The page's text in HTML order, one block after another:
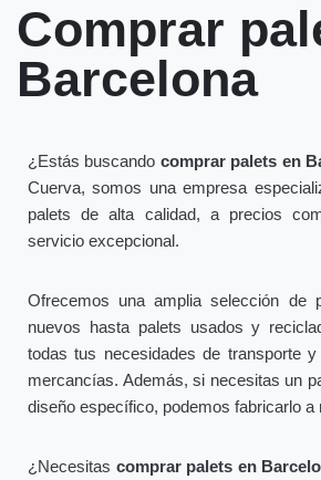
Comprar
Barcelona
¿Estás buscando comprar palets en
Cuerva, somos una empresa
palets de alta calidad, a precios
servicio excepcional.
Ofrecemos una amplia selección de
nuevos hasta palets usados y
todas tus necesidades de transporte
mercancías. Además, si necesitas un
diseño específico, podemos fabricarlo a
¿Necesitas comprar palets en